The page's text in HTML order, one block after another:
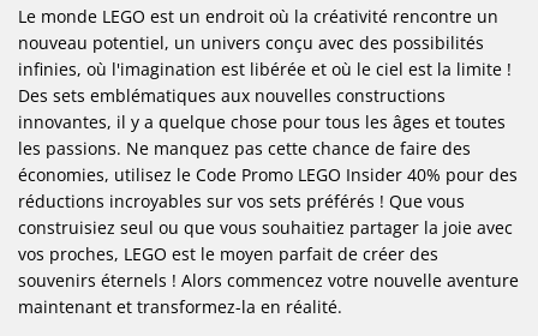
Le monde LEGO est un endroit où la créativité rencontre un
nouveau potentiel, un univers conçu avec des possibilités
infinies, où l'imagination est libérée et où le ciel est la limite !
Des sets emblématiques aux nouvelles constructions
innovantes, il y a quelque chose pour tous les âges et toutes
les passions. Ne manquez pas cette chance de faire des
économies, utilisez le Code Promo LEGO Insider 40% pour des
réductions incroyables sur vos sets préférés ! Que vous
construisiez seul ou que vous souhaitiez partager la joie avec
vos proches, LEGO est le moyen parfait de créer des
souvenirs éternels ! Alors commencez votre nouvelle aventure
maintenant et transformez-la en réalité.